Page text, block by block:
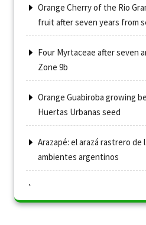
Orange Cherry of the Rio
fruit after seven years from
Four Myrtaceae after seven
Zone 9b
Orange Guabiroba growing
Huertas Urbanas seed
Arazapé: el arazá rastrero de
ambientes argentinos